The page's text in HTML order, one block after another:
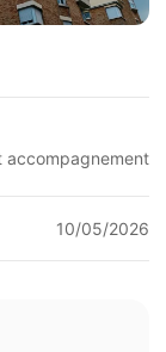
accompagnement
10/05/2026